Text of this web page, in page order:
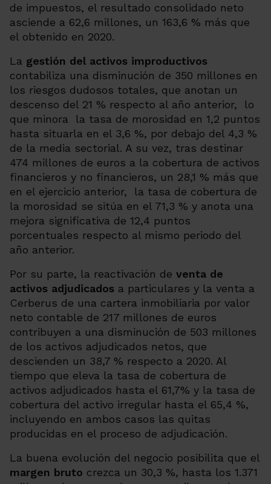
de impuestos, el resultado consolidado neto
asciende a 62,6 millones, un 163,6 % más que
el obtenido en 2020.
La gestión del activos improductivos
contabiliza una disminución de 350 millones en
los riesgos dudosos totales, que anotan un
descenso del 21 % respecto al año anterior, lo
que minora la tasa de morosidad en 1,2 puntos
hasta situarla en el 3,6 %, por debajo del 4,3 %
de la media sectorial. A su vez, tras destinar
474 millones de euros a la cobertura de activos
financieros y no financieros, un 28,1 % más que
en el ejercicio anterior,
la tasa de cobertura de
la morosidad se sitúa en el 71,3 % y anota una
mejora significativa de 12,4 puntos
porcentuales respecto al mismo periodo del
año anterior.
Por su parte, la reactivación de venta de
activos adjudicados a particulares y la venta a
Cerberus de una cartera inmobiliaria por valor
neto contable de 217 millones de euros
contribuyen a una disminución de 503 millones
de los activos adjudicados netos, que
descienden un 38,7 % respecto a 2020. Al
tiempo que eleva la tasa de cobertura de
activos adjudicados hasta el 61,7% y la tasa de
cobertura del activo irregular hasta el 65,4 %,
incluyendo en ambos casos las quitas
producidas en el proceso de adjudicación.
La buena evolución del negocio posibilita que el
margen bruto crezca un 30,3 %, hasta los 1.371